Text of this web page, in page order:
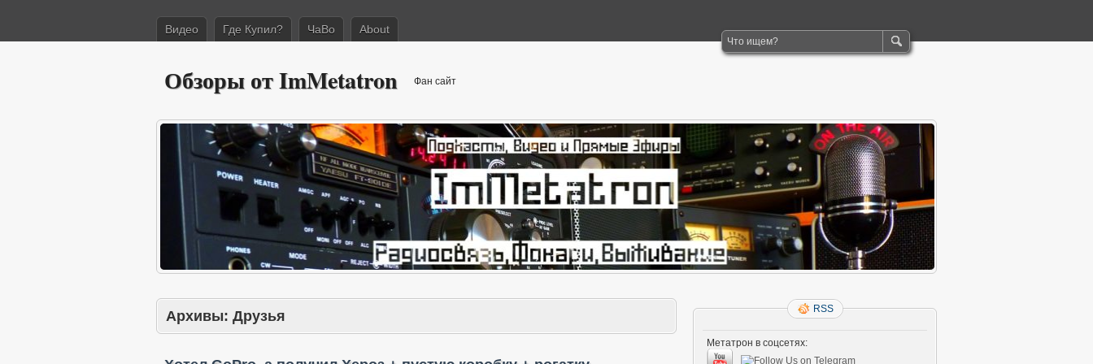
Видео Где Купил? ЧаВо About
Обзоры от ImMetatron Фан сайт
Архивы: Друзья RSS
Метатрон в соцсетях: